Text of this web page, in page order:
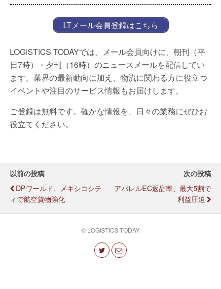
LTメール会員登録はこちら
LOGISTICS TODAYでは、メール会員向けに、朝刊（平
日7時）・夕刊（16時）のニュースメールを配信してい
ます。業界の最新動向に加え、物流に関わる方に役立つ
イベントや注目のサービス情報もお届けします。
ご登録は無料です。確かな情報を、日々の業務にぜひお
役立てください。
以前の投稿
DPワールド、メキシコシテ
ィで航空貨物強化
次の投稿
アパレルEC返品率、最大5割で
利益圧迫
© LOGISTICS TODAY